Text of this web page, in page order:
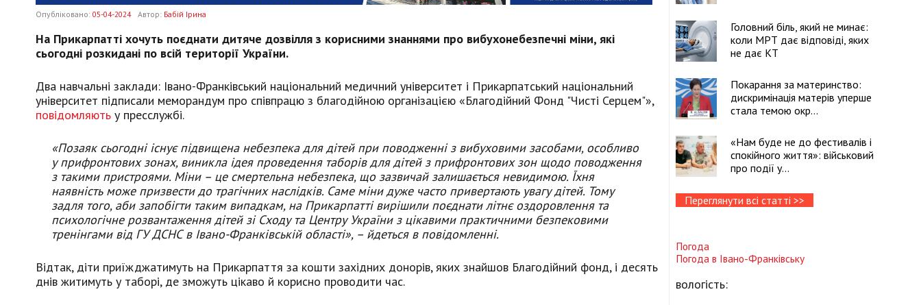
Опубліковано: 05-04-2024 Автор: Бабій Ірина
На Прикарпатті хочуть поєднати дитяче дозвілля з корисними знаннями про вибухонебезпечні міни, які
сьогодні розкидані по всій території України.
Два навчальні заклади: Івано-Франківський національний медичний університет і Прикарпатський національний
університет підписали меморандум про співпрацю з благодійною організацією «Благодійний Фонд "Чисті Серцем"»,
повідомляють у пресслужбі.
«Позаяк сьогодні існує підвищена небезпека для дітей при поводженні з вибуховими засобами, особливо
у прифронтових зонах, виникла ідея проведення таборів для дітей з прифронтових зон щодо поводження
з такими пристроями. Міни – це смертельна небезпека, що зазвичай залишається невидимою. Їхня
наявність може призвести до трагічних наслідків. Саме міни дуже часто привертають увагу дітей. Тому
задля того, аби запобігти таким випадкам, на Прикарпатті вирішили поєднати літнє оздоровлення та
психологічне розвантаження дітей зі Сходу та Центру України з цікавими практичними безпековими
тренінгами від ГУ ДСНС в Івано-Франківській області», – йдеться в повідомленні.
Відтак, діти приїжджатимуть на Прикарпаття за кошти західних донорів, яких знайшов Благодійний фонд, і десять
днів житимуть у таборі, де зможуть цікаво й корисно проводити час.
Головний біль, який не минає:
коли МРТ дає відповіді, яких
не дає КТ
Покарання за материнство:
дискримінація матерів уперше
стала темою окр...
«Нам буде не до фестивалів і
спокійного життя»: військовий
про події у...
Переглянути всі статті >>
Погода
Погода в Івано-Франківську
вологість: